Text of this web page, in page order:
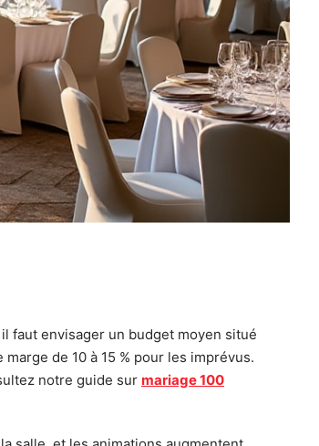
faut envisager un budget moyen situé
de 10 à 15 % pour les imprévus.
notre guide sur mariage 100